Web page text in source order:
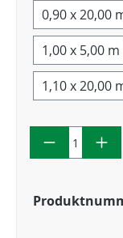
0,90 x 20,00
1,00 x 5,00 m
1,10 x 20,00